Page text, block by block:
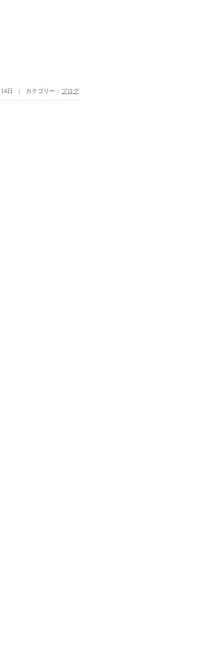
14日 | カテゴリー： ブログ